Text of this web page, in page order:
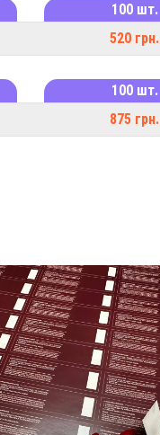
100 шт.
520 грн.
100 шт.
875 грн.